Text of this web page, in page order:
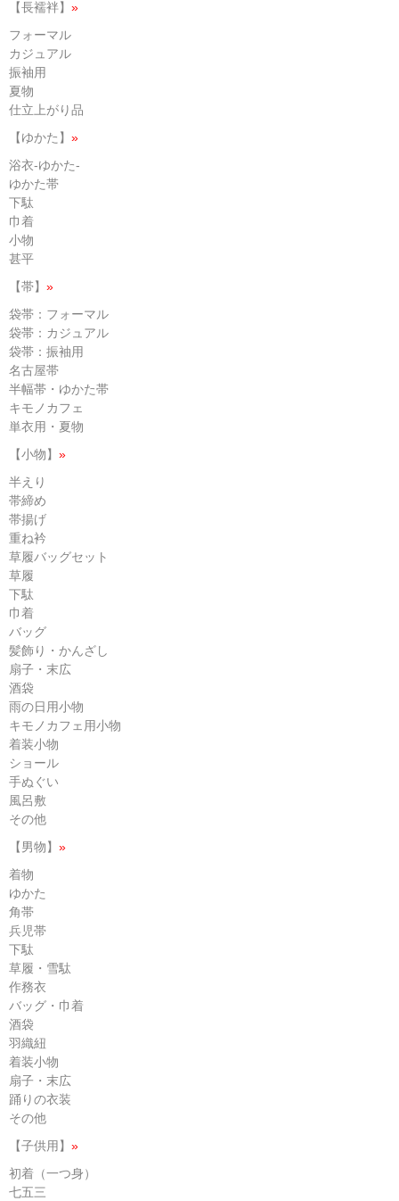
【長襦袢】 »
フォーマル
カジュアル
振袖用
夏物
仕立上がり品
【ゆかた】 »
浴衣-ゆかた-
ゆかた帯
下駄
巾着
小物
甚平
【帯】 »
袋帯：フォーマル
袋帯：カジュアル
袋帯：振袖用
名古屋帯
半幅帯・ゆかた帯
キモノカフェ
単衣用・夏物
【小物】 »
半えり
帯締め
帯揚げ
重ね衿
草履バッグセット
草履
下駄
巾着
バッグ
髪飾り・かんざし
扇子・末広
酒袋
雨の日用小物
キモノカフェ用小物
着装小物
ショール
手ぬぐい
風呂敷
その他
【男物】 »
着物
ゆかた
角帯
兵児帯
下駄
草履・雪駄
作務衣
バッグ・巾着
酒袋
羽織紐
着装小物
扇子・末広
踊りの衣装
その他
【子供用】 »
初着（一つ身）
七五三